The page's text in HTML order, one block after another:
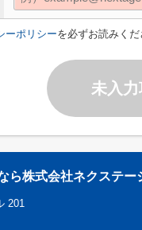
ーポリシーを必ずお読みく
未入
株式会社ネクステー
201